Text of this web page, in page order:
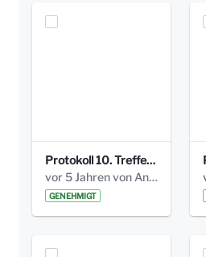
Protokoll 10. Treffen 20150720 AG Bismarckplatz.pdf
vor 5 Jahren von Anni Schlumberger
GENEHMIGT